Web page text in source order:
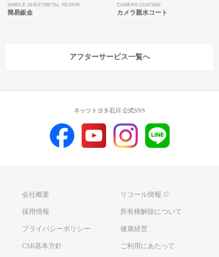
SIMPLE SHEETMETAL REPAIR
簡易鈑金
CAMERA COATING
カメラ親水コート
アフターサービス一覧へ
会社概要 リコール情報
採用情報 所有権解除について
プライバシーポリシー 健康経営
CSR基本方針 ご利用にあたって
ネッツトヨタ石川 公式SNS